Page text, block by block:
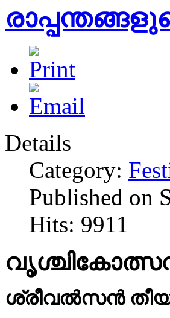
Details
Category:
Published on
Hits: 9911